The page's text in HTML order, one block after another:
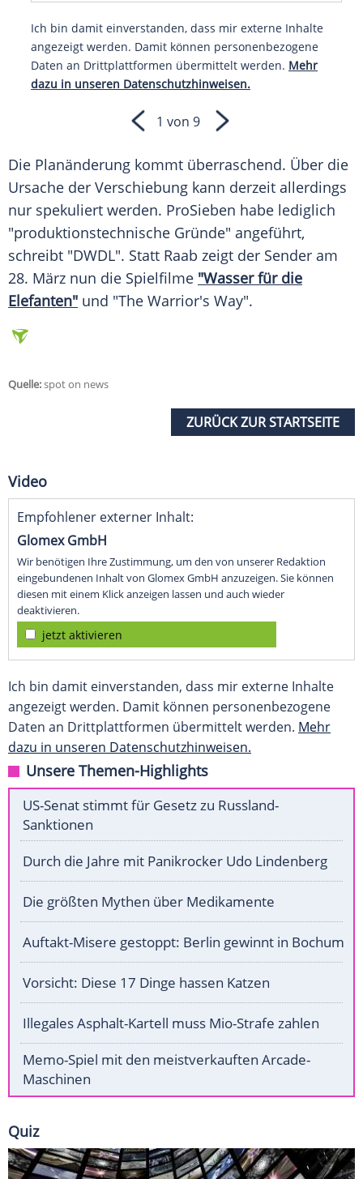
Ich bin damit einverstanden, dass mir externe Inhalte
angezeigt werden. Damit können personenbezogene
Daten an Drittplattformen übermittelt werden. Mehr
dazu in unseren Datenschutzhinweisen.
1 von 9
Die Planänderung kommt überraschend. Über die
Ursache der Verschiebung kann derzeit allerdings
nur spekuliert werden. ProSieben habe lediglich
"produktionstechnische Gründe" angeführt,
schreibt "DWDL". Statt Raab zeigt der Sender am
28. März nun die Spielfilme "Wasser für die
Elefanten" und "The Warrior's Way".
Quelle:spot on news
ZURÜCK ZUR STARTSEITE
Video
Empfohlener externer Inhalt:
Glomex GmbH
Wir benötigen Ihre Zustimmung, um den von unserer Redaktion
eingebundenen Inhalt von Glomex GmbH anzuzeigen. Sie können
diesen mit einem Klick anzeigen lassen und auch wieder
deaktivieren.
jetzt aktivieren
Ich bin damit einverstanden, dass mir externe Inhalte
angezeigt werden. Damit können personenbezogene
Daten an Drittplattformen übermittelt werden. Mehr
dazu in unseren Datenschutzhinweisen.
Unsere Themen-Highlights
US-Senat stimmt für Gesetz zu Russland-
Sanktionen
Durch die Jahre mit Panikrocker Udo Lindenberg
Die größten Mythen über Medikamente
Auftakt-Misere gestoppt: Berlin gewinnt in Bochum
Vorsicht: Diese 17 Dinge hassen Katzen
Illegales Asphalt-Kartell muss Mio-Strafe zahlen
Memo-Spiel mit den meistverkauften Arcade-
Maschinen
Quiz